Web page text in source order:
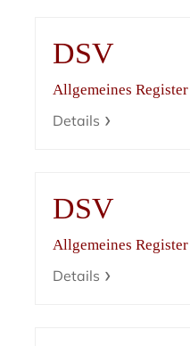
DSV
Allgemeines
Details
DSV
Allgemeines
Details